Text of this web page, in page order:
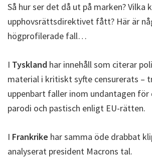
Så hur ser det då ut på marken? Vilka
upphovsrättsdirektivet fått? Här är
högprofilerade fall…
I Tyskland har innehåll som citerar
material i kritiskt syfte censurerats –
uppenbart faller inom undantagen
parodi och pastisch enligt EU-rätten.
I Frankrike har samma öde drabbat
analyserat president Macrons tal.